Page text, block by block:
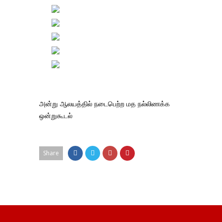
அன்று ஆலயத்தில் நடைபெற்ற மத நல்லிணக்க
ஒன்றுகூடல்
Share